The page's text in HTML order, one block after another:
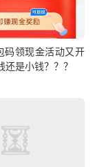
码领现金活动又开
还是小钱？？？